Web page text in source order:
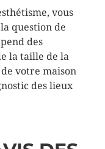
vous
question de
des
la taille de la
votre maison
des lieux